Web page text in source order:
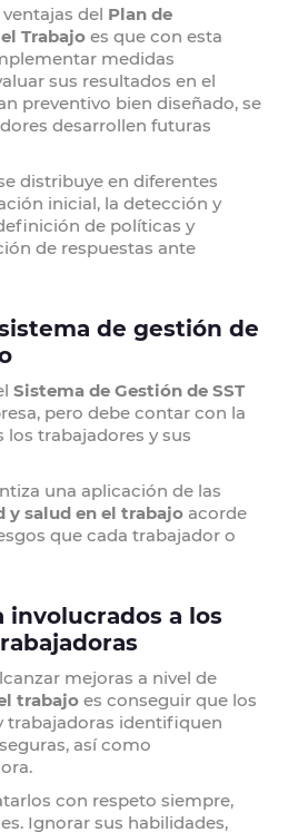
del Plan de
Trabajo es que con esta
medidas
sus resultados en el
preventivo bien diseñado, se
desarrollen futuras
distribuye en diferentes
inicial, la detección y
de políticas y
de respuestas ante
de gestión de
Sistema de Gestión de SST
pero debe contar con la
trabajadores y sus
una aplicación de las
y salud en el trabajo acorde
que cada trabajador o
involucrados a los
mejoras a nivel de
trabajo es conseguir que los
trabajadoras identifiquen
así como
con respeto siempre,
Ignorar sus habilidades,